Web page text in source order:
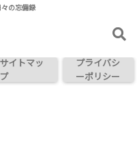
の忘備録
サイトマッ
プ
プライバシ
ーポリシー